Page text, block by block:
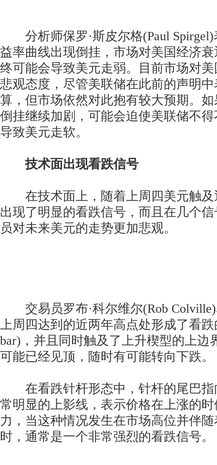
分析师保罗·斯皮尔格(Paul Spirgel)
益率曲线出现倒挂，市场对美国经济
终可能会导致美元走弱。目前市场对
悲观态度，尽管美联储在此前的声明
算，但市场依然对此抱有较大预期。
倒挂继续加剧，可能会迫使美联储不
导致美元走软。
技术面出现看跌信号
在技术面上，随着上周四美元触及
出现了明显的看跌信号，而且在几个
员对未来美元的走势更加悲观。
交易员罗布·科尔维尔(Rob Colville)
上周四达到的近两年高点处形成了看
bar)，并且同时触及了上升楔型的上边
可能已经见顶，随时有可能转向下跌。
在看跌针杆形态中，针杆的尾巴指
常明显的上影线，表示价格在上涨的
力，当这种情况发生在市场高位并伴
时，通常是一个非常强烈的看跌信号。